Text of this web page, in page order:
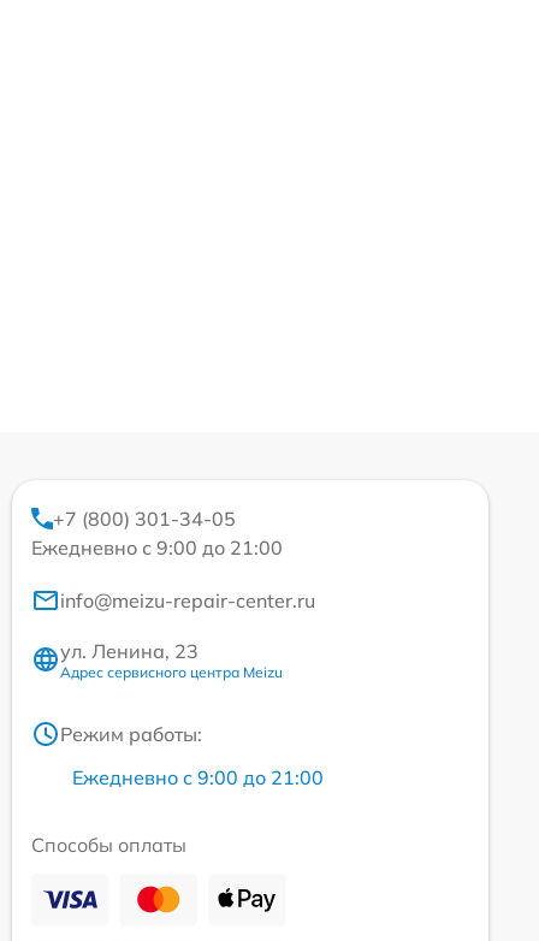
+7 (800) 301-34-05
Ежедневно с 9:00 до 21:00
info@meizu-repair-center.ru
ул. Ленина, 23
Адрес сервисного центра Meizu
Режим работы:
Ежедневно с 9:00 до 21:00
Способы оплаты